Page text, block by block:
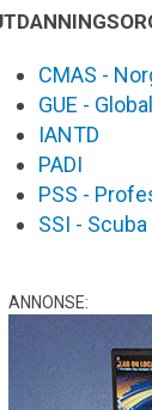
CMAS -
GUE -
IANTD
PADI
PSS -
SSI -
ANNONSE: